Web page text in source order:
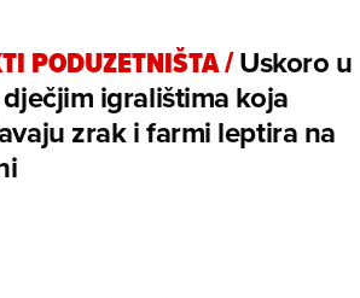
PODUZETNIŠTA/Uskoro u
igralištima koja
zrak i farmi leptira na